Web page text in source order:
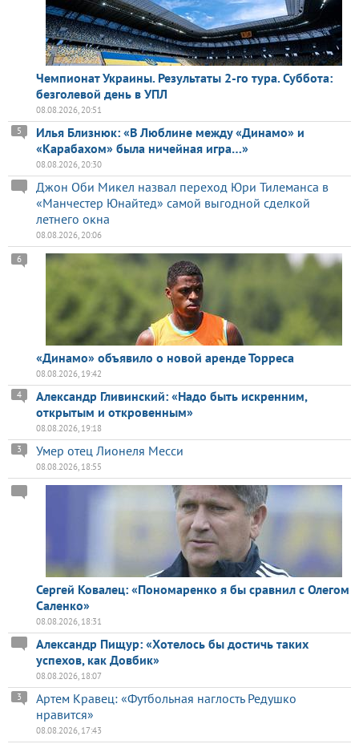
Чемпионат Украины. Результаты 2-го тура. Суббота:
безголевой день в УПЛ
08.08.2026, 20:51
Илья Близнюк: «В Люблине между «Динамо» и
«Карабахом» была ничейная игра…»
5
08.08.2026, 20:30
Джон Оби Микел назвал переход Юри Тилеманса в
«Манчестер Юнайтед» самой выгодной сделкой
летнего окна
08.08.2026, 20:06
«Динамо» объявило о новой аренде Торреса
6
08.08.2026, 19:42
Александр Гливинский: «Надо быть искренним,
открытым и откровенным»
4
08.08.2026, 19:18
Умер отец Лионеля Месси
3
08.08.2026, 18:55
Сергей Ковалец: «Пономаренко я бы сравнил с Олегом
Саленко»
08.08.2026, 18:31
Александр Пищур: «Хотелось бы достичь таких
успехов, как Довбик»
08.08.2026, 18:07
Артем Кравец: «Футбольная наглость Редушко
нравится»
3
08.08.2026, 17:43